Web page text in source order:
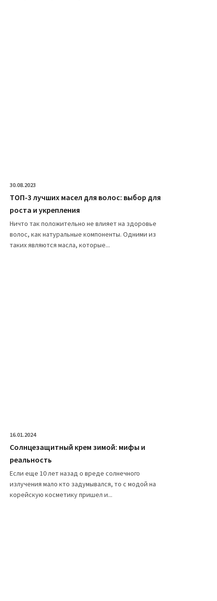
30.08.2023
ТОП-3 лучших масел для волос: выбор для
роста и укрепления
Ничто так положительно не влияет на здоровье
волос, как натуральные компоненты. Одними из
таких являются масла, которые...
16.01.2024
Солнцезащитный крем зимой: мифы и
реальность
Если еще 10 лет назад о вреде солнечного
излучения мало кто задумывался, то с модой на
корейскую косметику пришел и...